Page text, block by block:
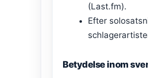
(Last.fm).
Efter
Betydelse inom